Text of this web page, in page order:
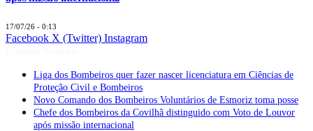
17/07/26 - 0:13
Facebook X (Twitter) Instagram
Liga dos Bombeiros quer fazer nascer licenciatura em Ciências de
Proteção Civil e Bombeiros
Novo Comando dos Bombeiros Voluntários de Esmoriz toma posse
Chefe dos Bombeiros da Covilhã distinguido com Voto de Louvor
após missão internacional